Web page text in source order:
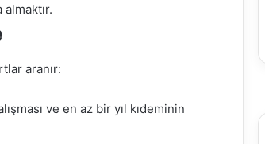
almaktır.
aranır:
ve en az bir yıl kıdeminin